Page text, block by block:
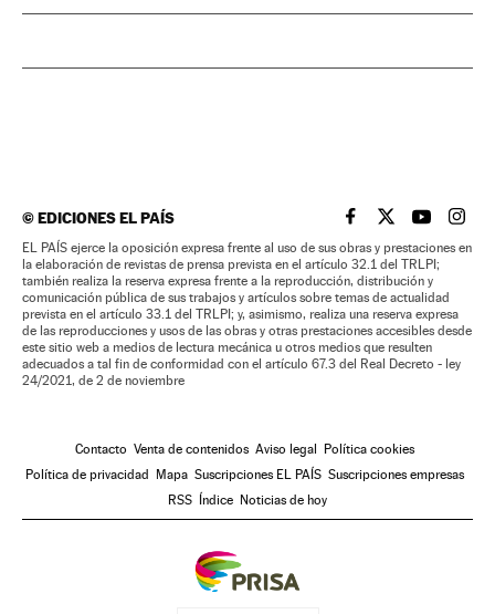
©EDICIONES EL PAÍS EL PAÍS BRASIL EN
EL PAÍSEL PAÍS
EL
EL PAÍS ejerce la oposición expresa frente al uso de sus obras y prestaciones en
la elaboración de revistas de prensa prevista en el artículo 32.1 del TRLPI;
también realiza la reserva expresa frente a la reproducción, distribución y
comunicación pública de sus trabajos y artículos sobre temas de actualidad
prevista en el artículo 33.1 del TRLPI; y, asimismo, realiza una reserva expresa
de las reproducciones y usos de las obras y otras prestaciones accesibles desde
este sitio web a medios de lectura mecánica u otros medios que resulten
adecuados a tal fin de conformidad con el artículo 67.3 del Real Decreto - ley
24/2021, de 2 de noviembre
Contacto Venta de contenidos Aviso legal
Política cookies
Política de privacidad
Mapa Suscripciones EL PAÍS Suscripciones empresas
RSS
Índice Noticias de hoy